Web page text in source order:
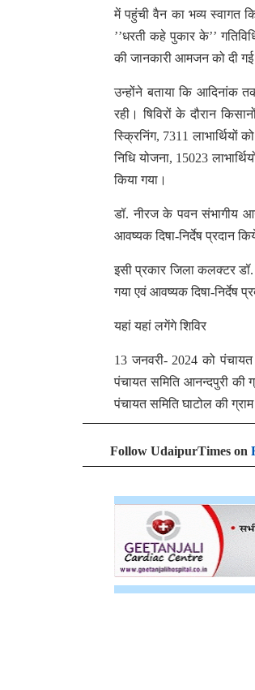
में पहुंची वैन का भव्य स्वागत
’’धरती कहे पुकार के’’
की जानकारी आमजन को दी
उन्होंने बताया कि आदिनांक
रही। षिविरों के दौरान
स्क्रिनिंग, 7311 लाभार्थियों
निधि योजना, 15023
किया गया।
डॉ. नीरज के पवन संभागीय
आवष्यक दिषा-निर्देष प्रदान
इसी प्रकार जिला कलक्टर डॉ.
गया एवं आवष्यक दिषा-निर्देष
यहां यहां लगेंगे शिविर
13 जनवरी- 2024 को पंचायत
पंचायत समिति आनन्दपुरी की
पंचायत समिति घाटोल की
Follow UdaipurTimes on